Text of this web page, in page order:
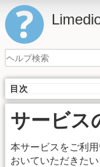
目次
サービス
本サービスをご利
おいていただきた